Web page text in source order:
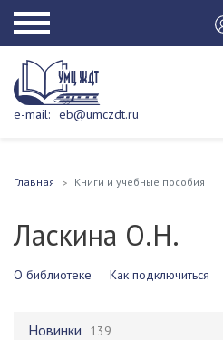
e-mail: eb@umczdt.ru
Главная Книги и учебные пособия
Ласкина О.Н.
О библиотеке Как подключиться
Новинки 139